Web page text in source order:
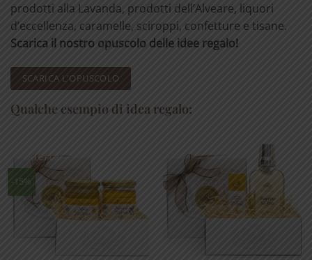
prodotti alla Lavanda, prodotti dell’Alveare, liquori
d’eccellenza, caramelle, sciroppi, confetture e tisane.
Scarica il nostro opuscolo delle idee regalo!
SCARICA L'OPUSCOLO
Qualche esempio di idea regalo:
In offerta!
-15%